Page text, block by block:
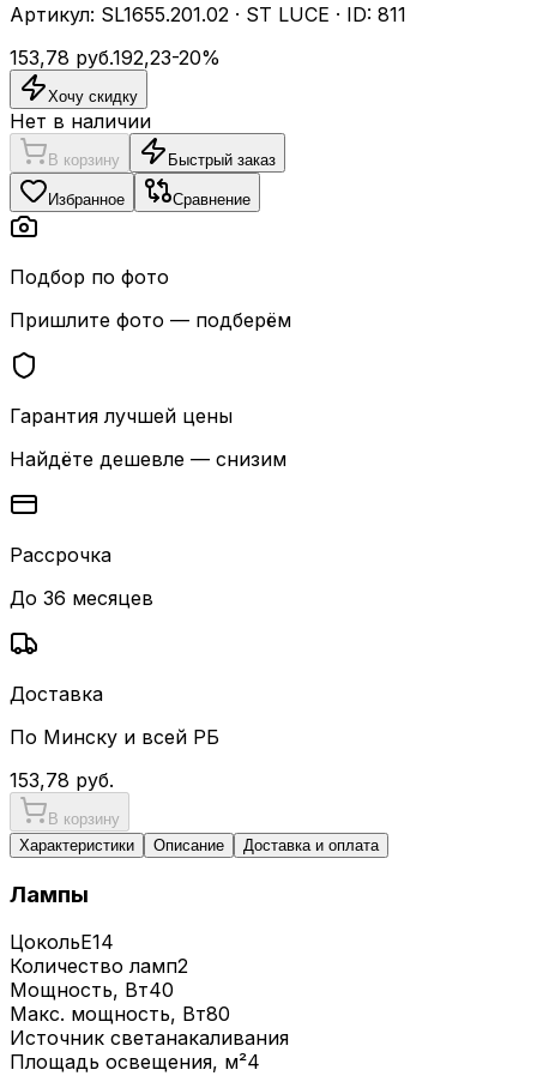
Артикул: SL1655.201.02 · ST LUCE · ID: 811
153,78 руб.192,23-20%
Хочу скидку
Нет в наличии
В корзину Быстрый заказ
Избранное Сравнение
Подбор по фото
Пришлите фото — подберём
Гарантия лучшей цены
Найдёте дешевле — снизим
Рассрочка
До 36 месяцев
Доставка
По Минску и всей РБ
153,78 руб.
В корзину
Характеристики
Описание Доставка и оплата
Лампы
ЦокольE14
Количество ламп2
Мощность, Вт40
Макс. мощность, Вт80
Источник светанакаливания
Площадь освещения, м²4